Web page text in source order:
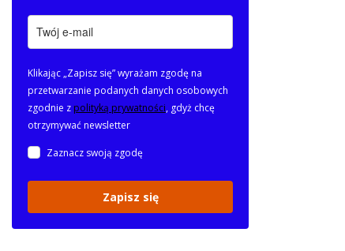
Klikając „Zapisz się” wyrażam zgodę na
przetwarzanie podanych danych osobowych
zgodnie z polityką prywatności, gdyż chcę
otrzymywać newsletter
Zaznacz swoją zgodę
Zapisz się